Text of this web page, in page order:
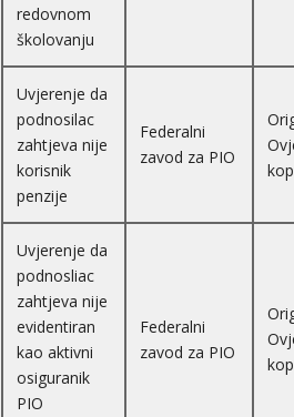
redovnom
školovanju
Uvjerenje da
podnosilac
zahtjeva nije
korisnik
penzije
Federalni
zavod za PIO
Uvjerenje da
podnosliac
zahtjeva nije
evidentiran
kao aktivni
osiguranik
PIO
Federalni
zavod za PIO